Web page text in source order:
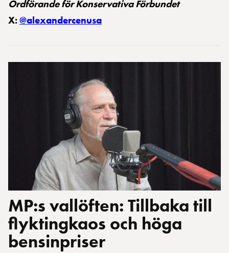
Ordförande för Konservativa Förbundet
X:@alexandercenusa
MP:s vallöften: Tillbaka till
flyktingkaos och höga
bensinpriser